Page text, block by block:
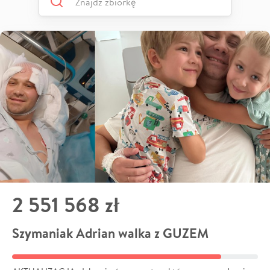
2 551 568 zł
Szymaniak Adrian walka z GUZEM